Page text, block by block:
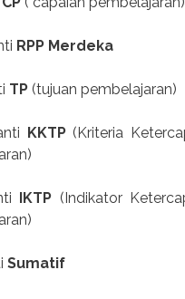
RPP Merdeka
TP (tujuan pembelajaran)
KKTP(Kriteria
IKTP (Indikator
Sumatif